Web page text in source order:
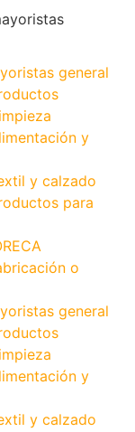
general
y
y calzado
para
o
general
y
y calzado